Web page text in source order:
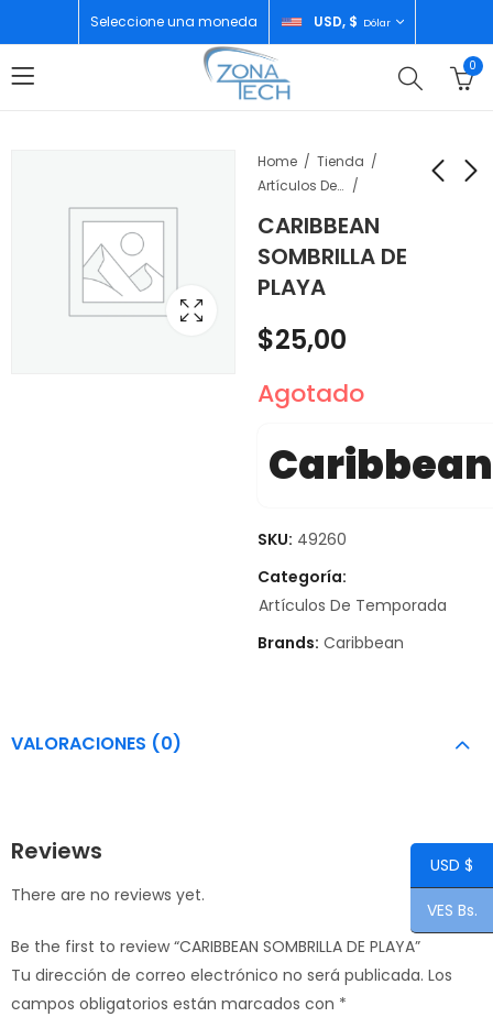
Seleccione una moneda USD, $ Dólar
0
Home
Tienda
Artículos De Temporada
CARIBBEAN
SOMBRILLA DE
PLAYA
SWITCH PINK/PINK
$65,00
AF-S DX 18-140MM
$25,00
Agotado
Caribbean
SKU: 49260
Categoría:
Artículos De Temporada
Brands: Caribbean
VALORACIONES (0)
Reviews
There are no reviews yet.
Be the first to review “CARIBBEAN SOMBRILLA DE PLAYA”
Tu dirección de correo electrónico no será publicada. Los
campos obligatorios están marcados con *
USD $
VES Bs.